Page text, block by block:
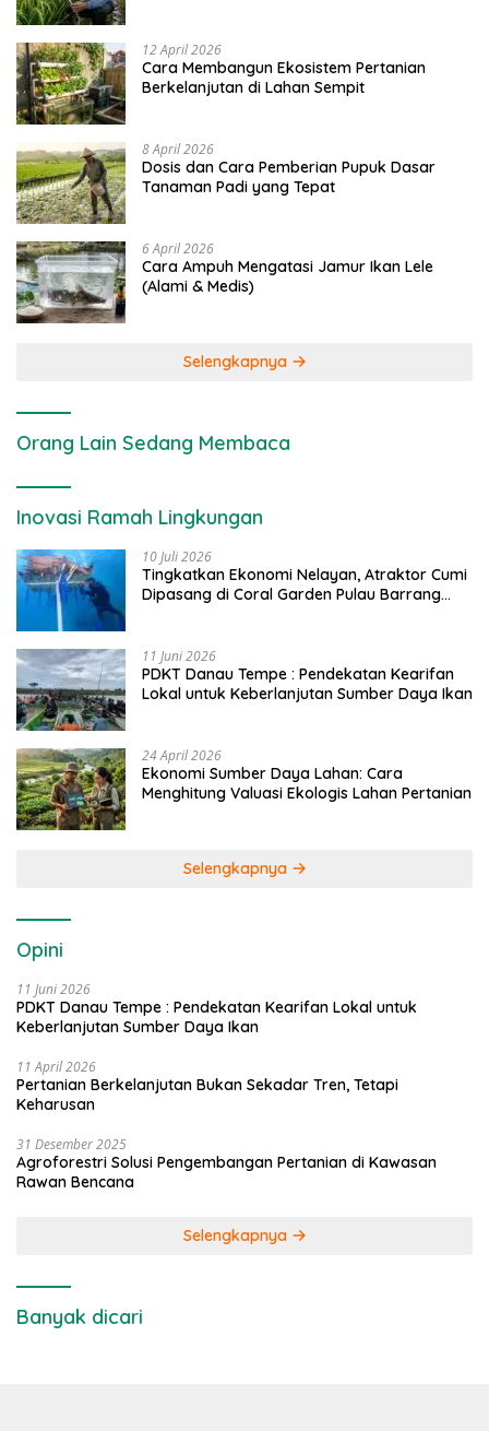
12 April 2026
Cara Membangun Ekosistem Pertanian
Berkelanjutan di Lahan Sempit
8 April 2026
Dosis dan Cara Pemberian Pupuk Dasar
Tanaman Padi yang Tepat
6 April 2026
Cara Ampuh Mengatasi Jamur Ikan Lele
(Alami & Medis)
Selengkapnya
Orang Lain Sedang Membaca
Inovasi Ramah Lingkungan
10 Juli 2026
Tingkatkan Ekonomi Nelayan, Atraktor Cumi
Dipasang di Coral Garden Pulau Barrang
11 Juni 2026
PDKT Danau Tempe : Pendekatan Kearifan
Lokal untuk Keberlanjutan Sumber Daya Ikan
24 April 2026
Ekonomi Sumber Daya Lahan: Cara
Menghitung Valuasi Ekologis Lahan Pertanian
Selengkapnya
Opini
11 Juni 2026
PDKT Danau Tempe : Pendekatan Kearifan Lokal untuk
Keberlanjutan Sumber Daya Ikan
11 April 2026
Pertanian Berkelanjutan Bukan Sekadar Tren, Tetapi
Keharusan
31 Desember 2025
Agroforestri Solusi Pengembangan Pertanian di Kawasan
Rawan Bencana
Selengkapnya
Banyak dicari